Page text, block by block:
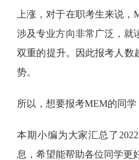
上涨，对于在职考生来说，
涉及专业方向非常广泛，就
双重的提升。因此报考人数
势。
所以，想要报考MEM的同学
本期小编为大家汇总了
息，希望能帮助各位同学更